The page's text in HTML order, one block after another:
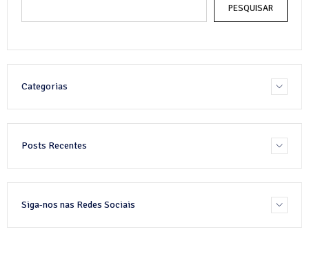
PESQUISAR
Categorias
Posts Recentes
Siga-nos nas Redes Sociais